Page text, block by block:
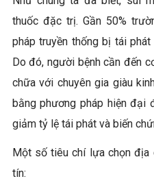
thuốc đặc trị. Gần 50%
pháp truyền thống bị tái
Do đó, người bệnh cần đến
chữa với chuyên gia giàu
bằng phương pháp hiện đại
giảm tỷ lệ tái phát và biến
Một số tiêu chí lựa chọn địa
tín: